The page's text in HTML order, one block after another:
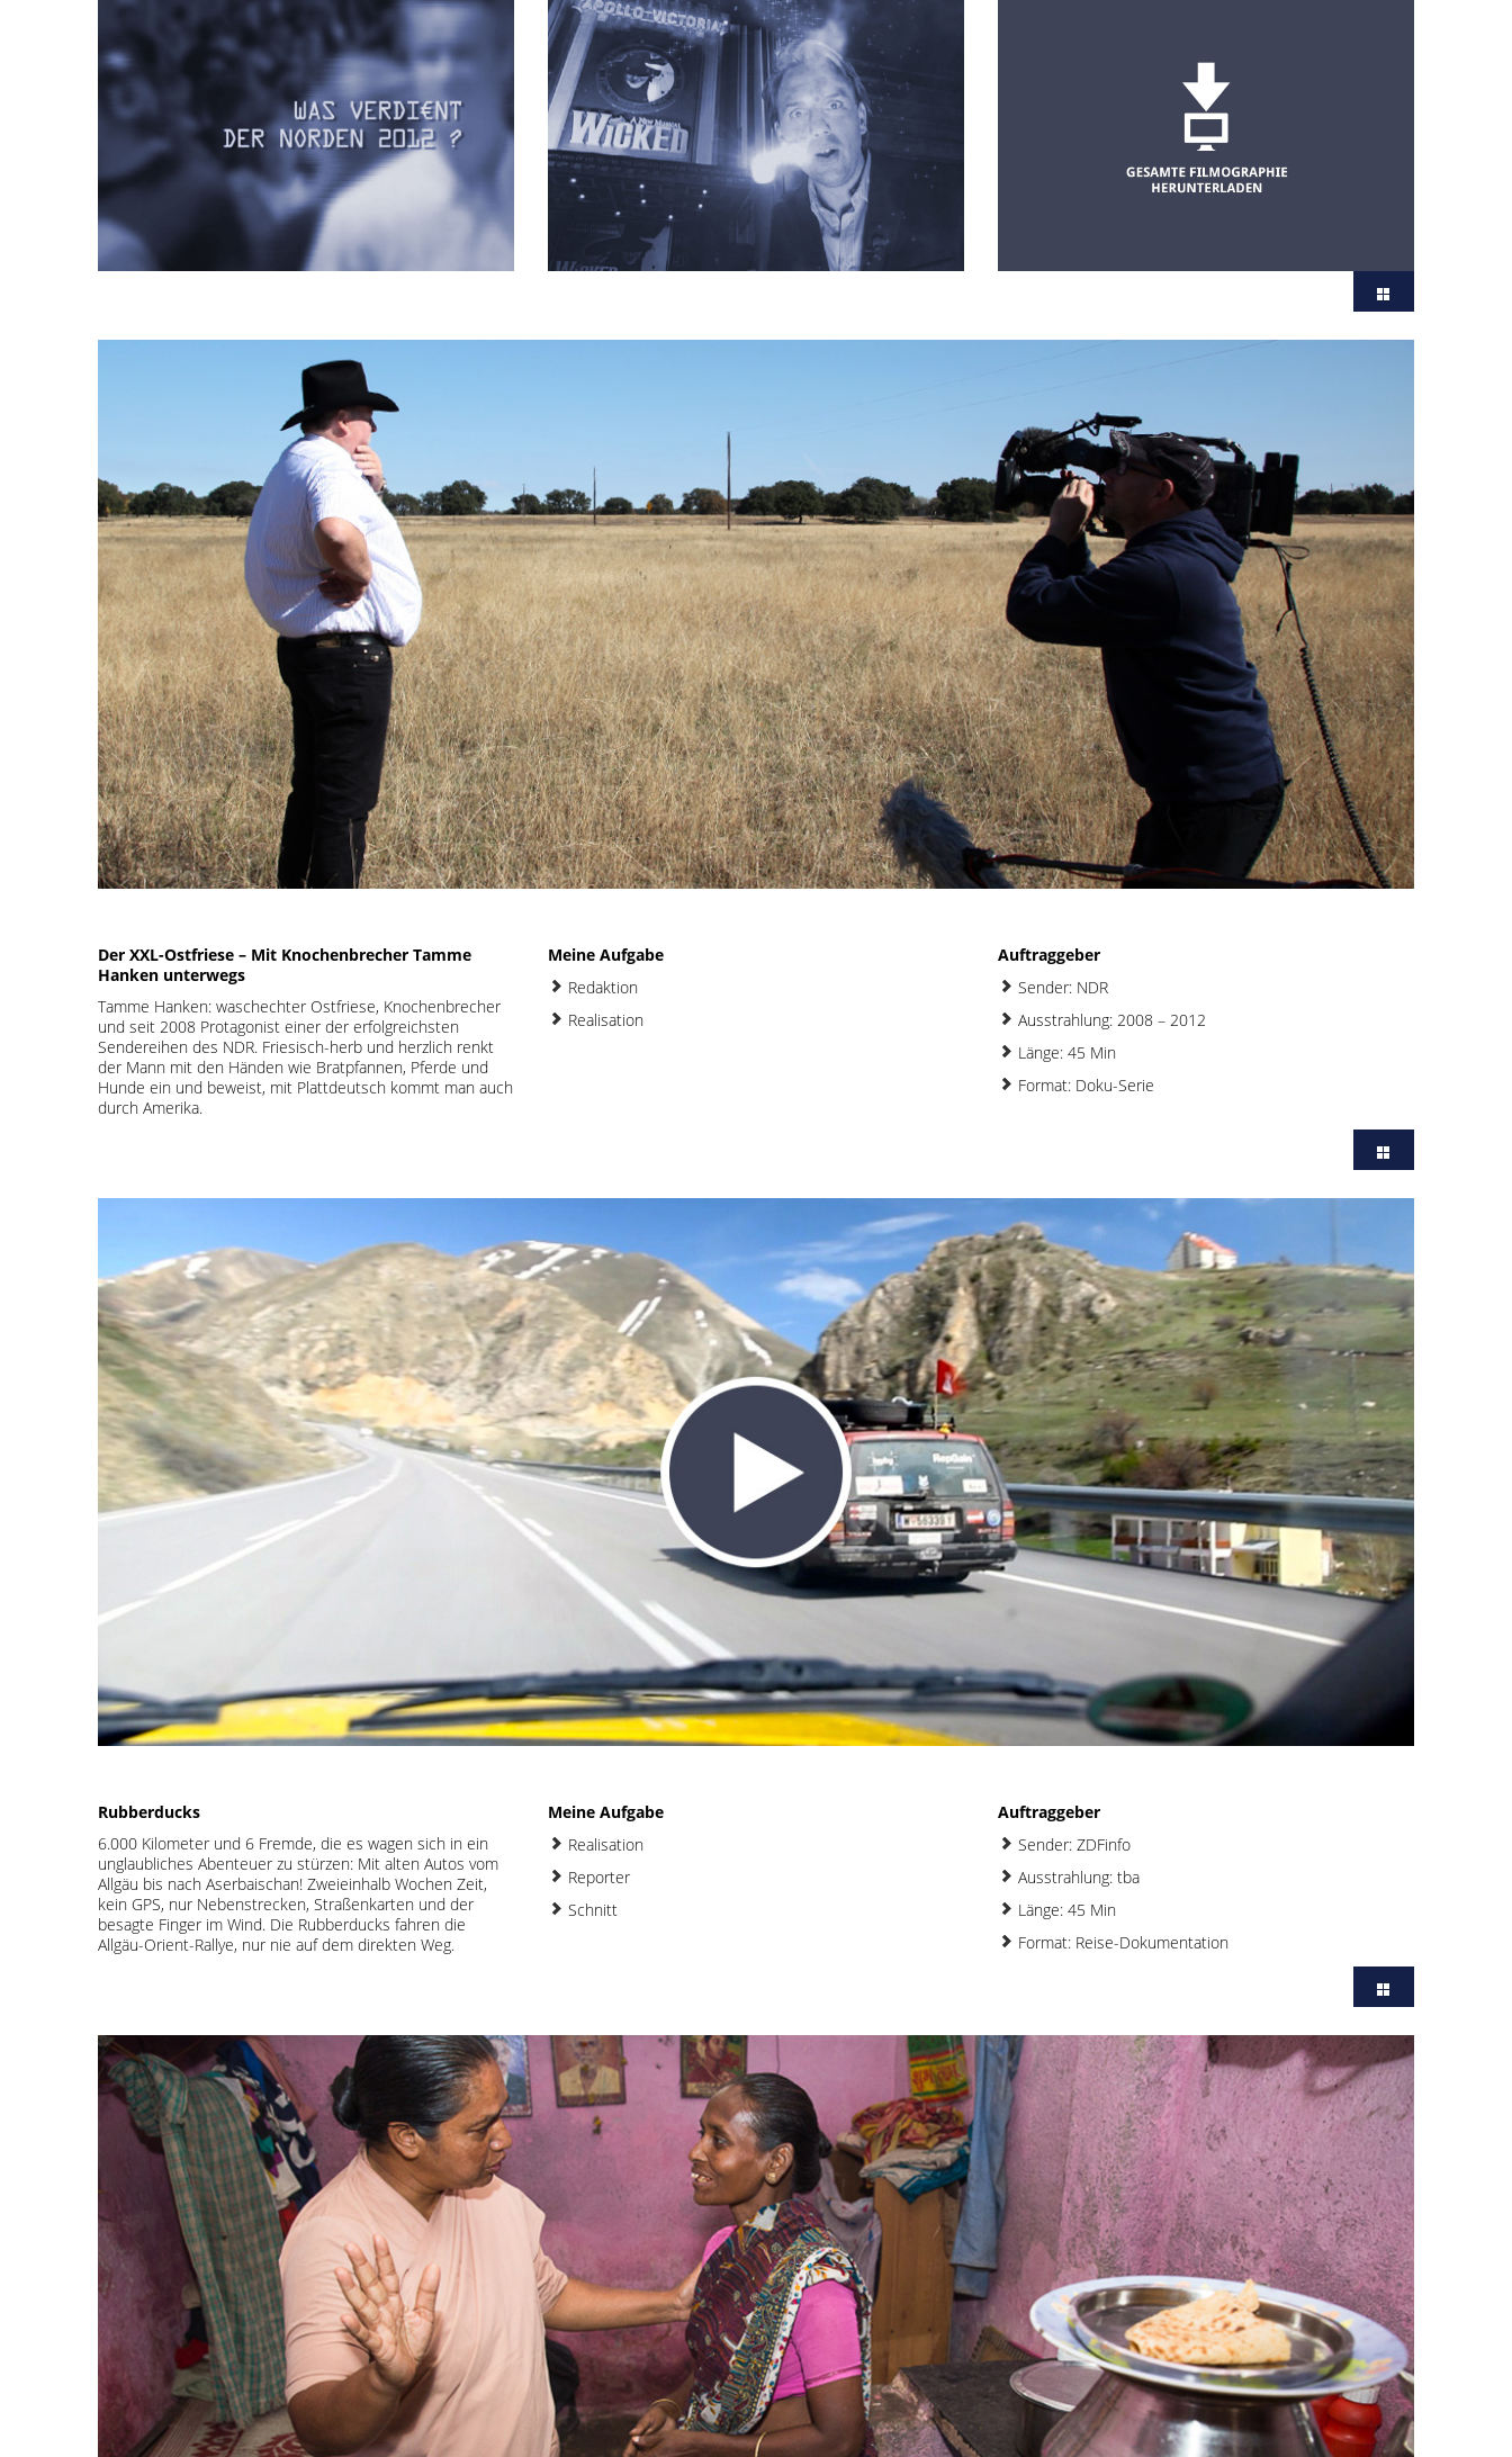
Der XXL-Ostfriese – Mit Knochenbrecher Tamme
Hanken unterwegs
Tamme Hanken: waschechter Ostfriese, Knochenbrecher
und seit 2008 Protagonist einer der erfolgreichsten
Sendereihen des NDR. Friesisch-herb und herzlich renkt
der Mann mit den Händen wie Bratpfannen, Pferde und
Hunde ein und beweist, mit Plattdeutsch kommt man auch
durch Amerika.
Meine Aufgabe
Redaktion
Realisation
Auftraggeber
Sender: NDR
Ausstrahlung: 2008 – 2012
Länge: 45 Min
Format: Doku-Serie
Rubberducks
6.000 Kilometer und 6 Fremde, die es wagen sich in ein
unglaubliches Abenteuer zu stürzen: Mit alten Autos vom
Allgäu bis nach Aserbaischan! Zweieinhalb Wochen Zeit,
kein GPS, nur Nebenstrecken, Straßenkarten und der
besagte Finger im Wind. Die Rubberducks fahren die
Allgäu-Orient-Rallye, nur nie auf dem direkten Weg.
Meine Aufgabe
Realisation
Reporter
Schnitt
Auftraggeber
Sender: ZDFinfo
Ausstrahlung: tba
Länge: 45 Min
Format: Reise-Dokumentation